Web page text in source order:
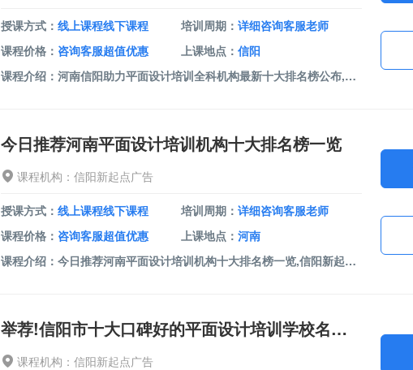
授课方式： 线上课程线下课程 培训周期： 详细咨询客服老师
课程价格： 咨询客服超值优惠 上课地点： 信阳
课程介绍：河南信阳助力平面设计培训全科机构最新十大排名榜公布,信阳新起点广告成立于2023年，是一家专注于数字创意与视觉传达的创新型广告服务机构。课程包括室内设计软件、平面设计软件、办公软件、视频剪辑。我们以专业的设计软件培训为核心业务，致力于为客户提供全方位的数字技能培训解决方案。
今日推荐河南平面设计培训机构十大排名榜一览
课程机构：信阳新起点广告
授课方式： 线上课程线下课程 培训周期： 详细咨询客服老师
课程价格： 咨询客服超值优惠 上课地点： 河南
课程介绍：今日推荐河南平面设计培训机构十大排名榜一览,信阳新起点广告成立于2023年，是一家专注于数字创意与视觉传达的创新型广告服务机构。课程包括室内设计软件、平面设计软件、办公软件、视频剪辑。我们以专业的设计软件培训为核心业务，致力于为客户提供全方位的数字技能培训解决方案。
举荐!信阳市十大口碑好的平面设计培训学校名单盘点
课程机构：信阳新起点广告